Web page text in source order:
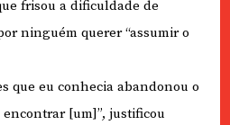
frisou a dificuldade de
ninguém querer “assumir o
que eu conhecia abandonou o
[um]”, justificou